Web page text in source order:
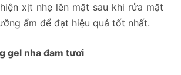
xịt nhẹ lên mặt sau khi rửa mặt
ẩm để đạt hiệu quả tốt nhất.
gel nha đam tươi